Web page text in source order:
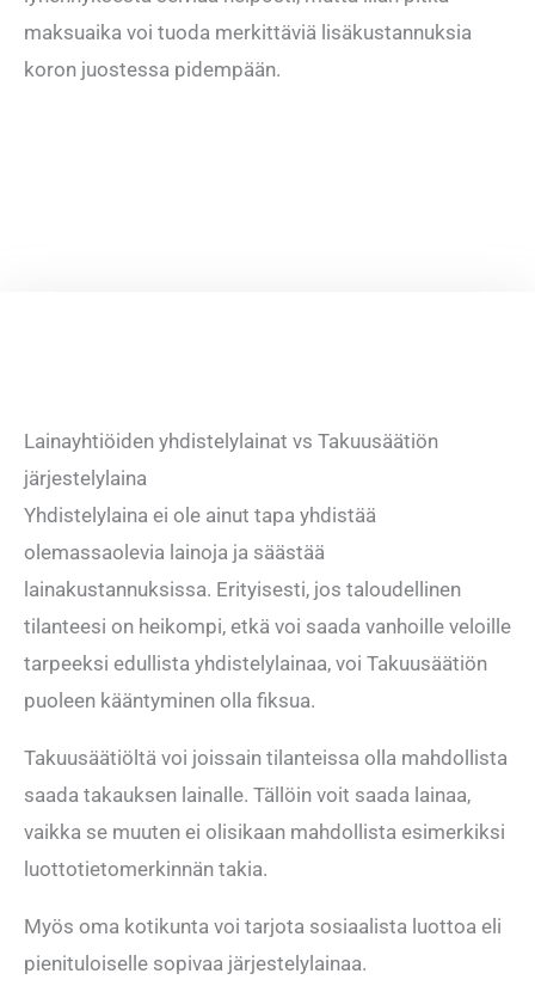
maksuaika voi tuoda merkittäviä lisäkustannuksia
koron juostessa pidempään.
Lainayhtiöiden yhdistelylainat vs Takuusäätiön
järjestelylaina
Yhdistelylaina ei ole ainut tapa yhdistää
olemassaolevia lainoja ja säästää
lainakustannuksissa. Erityisesti, jos taloudellinen
tilanteesi on heikompi, etkä voi saada vanhoille veloille
tarpeeksi edullista yhdistelylainaa, voi Takuusäätiön
puoleen kääntyminen olla fiksua.
Takuusäätiöltä voi joissain tilanteissa olla mahdollista
saada takauksen lainalle. Tällöin voit saada lainaa,
vaikka se muuten ei olisikaan mahdollista esimerkiksi
luottotietomerkinnän takia.
Myös oma kotikunta voi tarjota sosiaalista luottoa eli
pienituloiselle sopivaa järjestelylainaa.